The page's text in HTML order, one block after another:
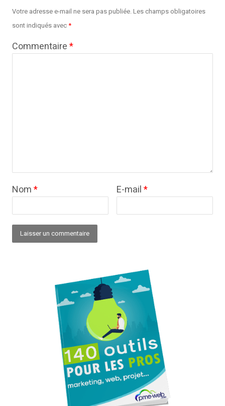
Votre adresse e-mail ne sera pas publiée.Les champs obligatoires
sont indiqués avec*
Commentaire*
Nom* E-mail*